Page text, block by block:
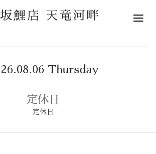
鯉店 天竜河畔
Thursday
定休日
定休日